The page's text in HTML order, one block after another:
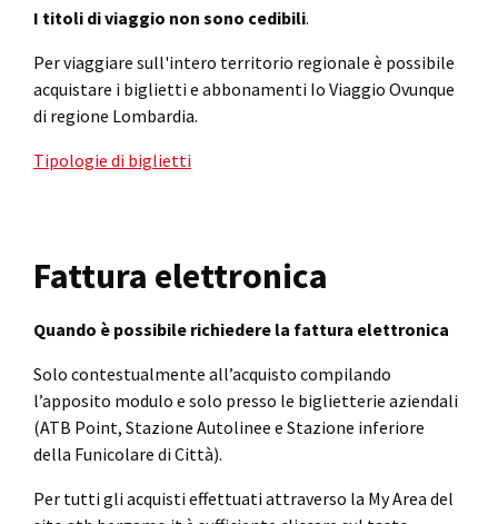
I titoli di viaggio non sono cedibili.
Per viaggiare sull'intero territorio regionale è possibile
acquistare i biglietti e abbonamenti Io Viaggio Ovunque
di regione Lombardia.
Tipologie di biglietti
Fattura elettronica
Quando è possibile richiedere la fattura elettronica
Solo contestualmente all’acquisto compilando
l’apposito modulo e solo presso le biglietterie aziendali
(ATB Point, Stazione Autolinee e Stazione inferiore
della Funicolare di Città).
Per tutti gli acquisti effettuati attraverso la My Area del